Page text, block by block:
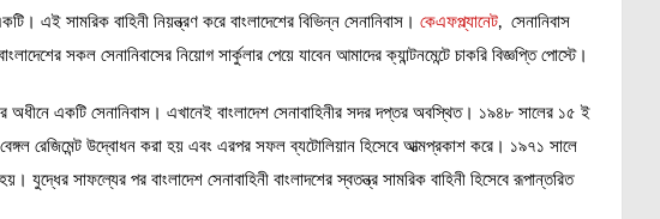
এই সামরিক বাহিনী নিয়ন্ত্রণ করে বাংলাদেশের বিভিন্ন সেনানিবাস। কেএফপ্ল্যানেট, সেনানিবাস
সকল সেনানিবাসের নিয়োগ সার্কুলার পেয়ে যাবেন আমাদের ক্যান্টনমেন্টে চাকরি বিজ্ঞপ্তি পোস্টে।
অধীনে একটি সেনানিবাস। এখানেই বাংলাদেশ সেনাবাহিনীর সদর দপ্তর অবস্থিত। ১৯৪৮ সালের ১৫ ই
রেজিমেন্ট উদ্বোধন করা হয় এবং এরপর সফল ব্যটোলিয়ান হিসেবে আত্মপ্রকাশ করে। ১৯৭১ সালে
সাফল্যের পর বাংলাদেশ সেনাবাহিনী বাংলাদশের স্বতন্ত্র সামরিক বাহিনী হিসেবে রূপান্তরিত